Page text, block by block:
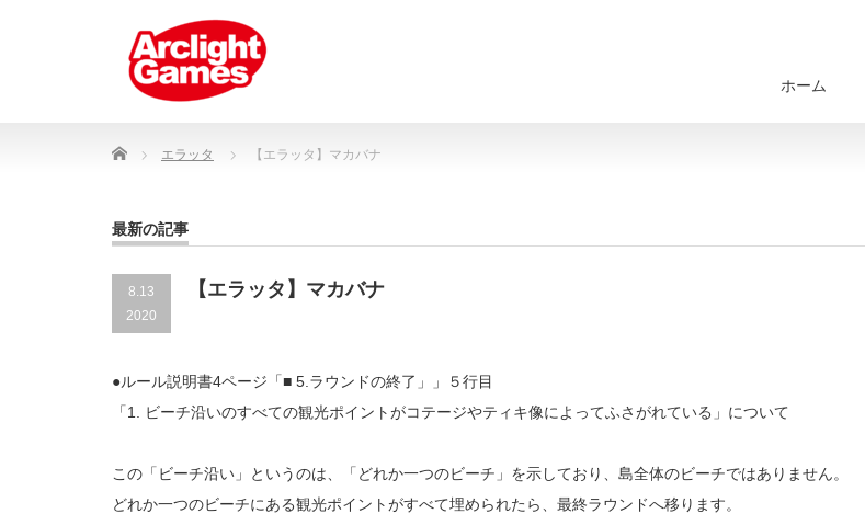
ホーム
Home エラッタ 【エラッタ】マカバナ
最新の記事
8.13
2020
【エラッタ】マカバナ
●ルール説明書4ページ「■ 5.ラウンドの終了」」５行目
「1. ビーチ沿いのすべての観光ポイントがコテージやティキ像によってふさがれている」について
この「ビーチ沿い」というのは、「どれか一つのビーチ」を示しており、島全体のビーチではありません。
どれか一つのビーチにある観光ポイントがすべて埋められたら、最終ラウンドへ移ります。